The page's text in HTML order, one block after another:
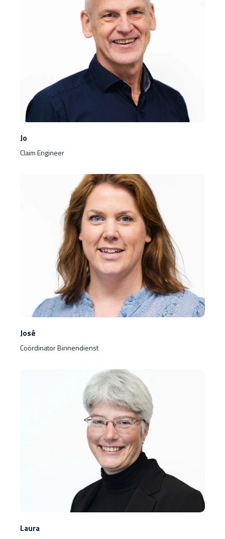
Jo
Claim Engineer
José
Coördinator Binnendienst
Laura